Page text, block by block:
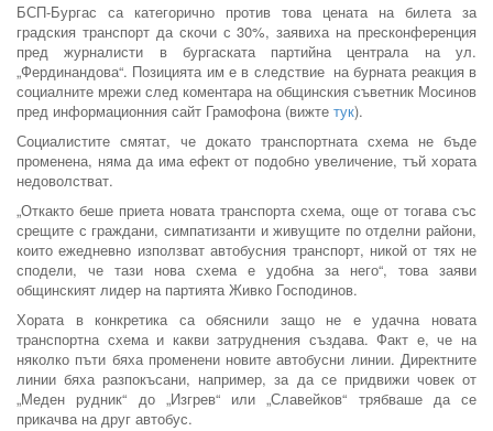
БСП-Бургас са категорично против това цената на билета за
градския транспорт да скочи с 30%, заявиха на пресконференция
пред журналисти в бургаската партийна централа на ул.
„Фердинандова“. Позицията им е в следствие на бурната реакция в
социалните мрежи след коментара на общинския съветник Мосинов
пред информационния сайт Грамофона (вижте тук).
Социалистите смятат, че докато транспортната схема не бъде
променена, няма да има ефект от подобно увеличение, тъй хората
недоволстват.
„Откакто беше приета новата транспорта схема, още от тогава със
срещите с граждани, симпатизанти и живущите по отделни райони,
които ежедневно използват автобусния транспорт, никой от тях не
сподели, че тази нова схема е удобна за него“, това заяви
общинският лидер на партията Живко Господинов.
Хората в конкретика са обяснили защо не е удачна новата
транспортна схема и какви затруднения създава. Факт е, че на
няколко пъти бяха променени новите автобусни линии. Директните
линии бяха разпокъсани, например, за да се придвижи човек от
„Меден рудник“ до „Изгрев“ или „Славейков“ трябваше да се
прикачва на друг автобус.